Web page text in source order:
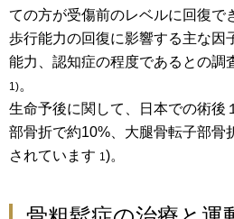
ての方が受傷前のレベルに回復で
歩行能力の回復に影響する主な因
能力、認知症の程度であるとの調
1)。
生命予後に関して、日本での術後
部骨折で約10%、大腿骨転子部骨
されています 1)。